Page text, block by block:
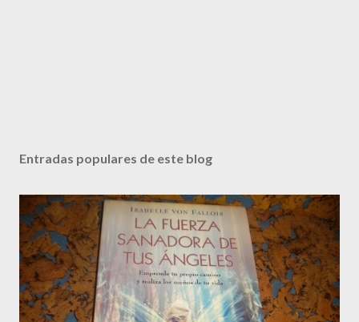
Entradas populares de este blog